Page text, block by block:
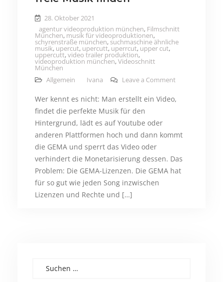
28. Oktober 2021
agentur videoproduktion münchen, Filmschnitt
München, musik für videoproduktionen,
schyrenstraße münchen, suchmaschine ähnliche
musik, upercut, upercutt, uperrcut, upper cut,
uppercutt,video trailer produktion,
videoproduktion münchen,Videoschnitt
München
Allgemein
Ivana Leave a Comment
Wer kennt es nicht: Man erstellt ein Video,
findet die perfekte Musik für den
Hintergrund, lädt es auf Youtube oder
anderen Plattformen hoch und dann kommt
die GEMA und sperrt das Video oder
verhindert die Monetarisierung dessen. Das
Problem: Die GEMA-Lizenzen. Die GEMA hat
für so gut wie jeden Song inzwischen
Lizenzen und Rechte und […]
Suchen nach: